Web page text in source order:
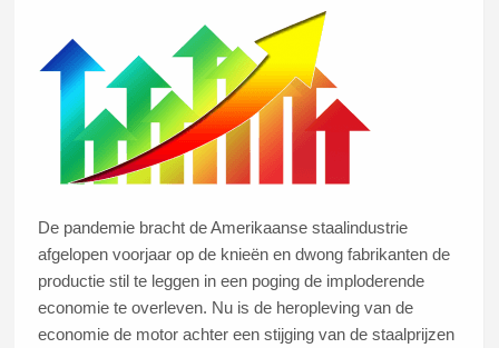
De pandemie bracht de Amerikaanse staalindustrie
afgelopen voorjaar op de knieën en dwong fabrikanten de
productie stil te leggen in een poging de imploderende
economie te overleven. Nu is de heropleving van de
economie de motor achter een stijging van de staalprijzen